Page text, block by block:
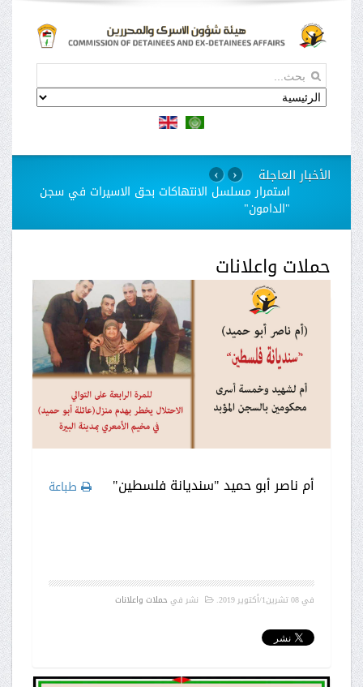
الأخبار العاجلة
استمرار مسلسل الانتهاكات بحق الاسيرات في سجن
"الدامون"
› ‹
حملات واعلانات
طباعة أم ناصر أبو حميد "سنديانة فلسطين"
في08 تشرين1/أكتوير 2019 . نشر في حملات واعلانات